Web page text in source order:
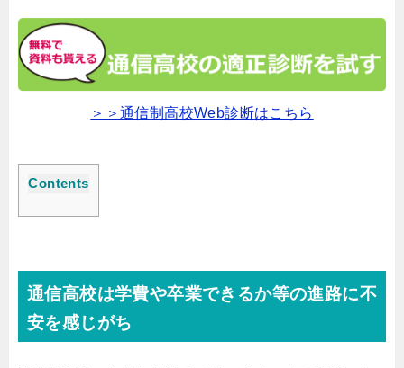
＞＞通信制高校Web診断はこちら
Contents
通信高校は学費や卒業できるか等の進路に不
安を感じがち